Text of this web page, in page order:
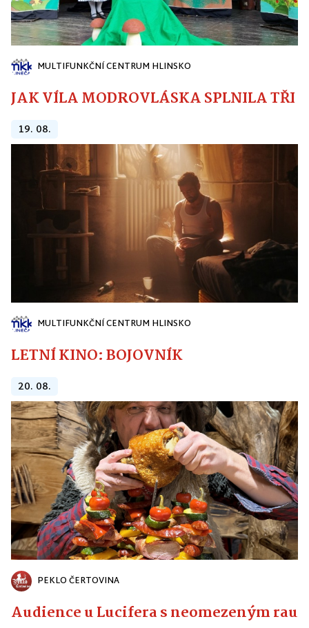
MULTIFUNKČNÍ CENTRUM HLINSKO
JAK VÍLA MODROVLÁSKA SPLNILA
19. 08.
MULTIFUNKČNÍ CENTRUM HLINSKO
LETNÍ KINO: BOJOVNÍK
20. 08.
PEKLO ČERTOVINA
Audience u Lucifera s neomezeným